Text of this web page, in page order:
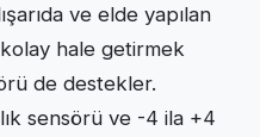
ve elde yapılan
hale getirmek
de destekler.
sensörü ve -4 ila +4